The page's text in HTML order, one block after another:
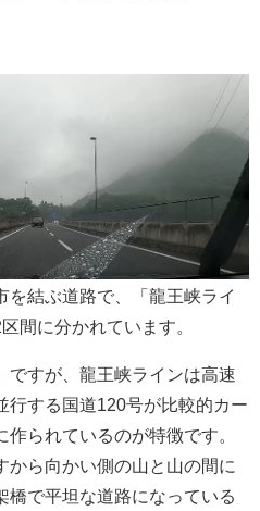
を結ぶ道路で、「龍王峡ライ
間に分かれています。
ですが、龍王峡ラインは高速
行する国道120号が比較的カー
られているのが特徴です。
から向かい側の山と山の間に
橋で平坦な道路になっている